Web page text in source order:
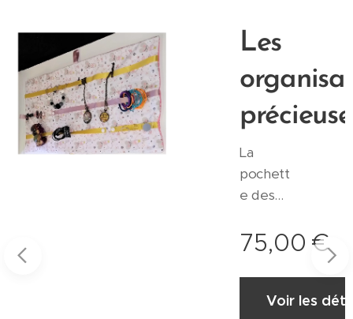
Les
La
pochett
e des
es
Z'organi
sées
permet
75,00 €
Voir les